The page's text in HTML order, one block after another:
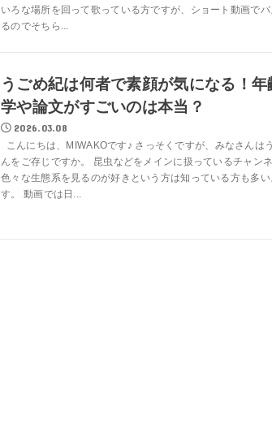
いろな場所を回って歌っている方ですが、ショート動画で
るのでそちら...
うごめ紀は何者で素顔が気になる！年
学や論文がすごいのは本当？
2026.03.08
こんにちは、MIWAKOです♪ さっそくですが、みなさんは
んをご存じですか。 昆虫などをメインに扱っているチャンネ
色々な生態系を見るのが好きという方は知っている方も多い
す。 動画では日...